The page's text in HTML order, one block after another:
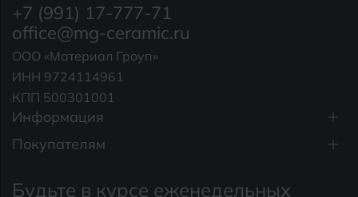
Информация
Покупателям
+7 (991) 17-777-71
office@mg-ceramic.ru
ООО «Материал Гроуп»
ИНН 9724114961
КПП 500301001
Будьте в курсе еженедельных